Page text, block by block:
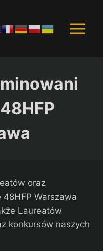
oraz
Warszawa
Laureatów
konkursów naszych